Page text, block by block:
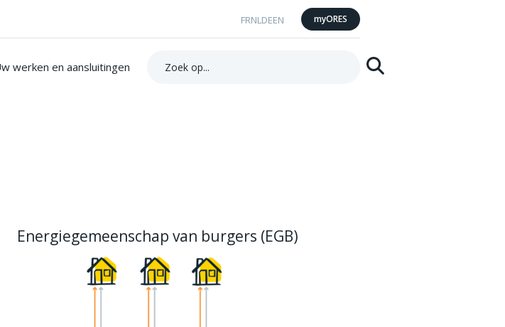
werken en aansluitingen Zoeken
FRNL DEEN myORES
Energiegemeenschap van burgers (EGB)